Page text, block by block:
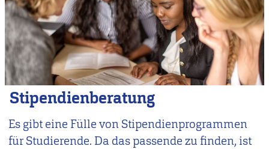
Stipendienberatung
Es gibt eine Fülle von Stipendienprogrammen
für Studierende. Da das passende zu finden, ist